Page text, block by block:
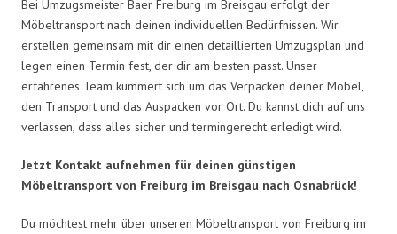
Bei Umzugsmeister Baer Freiburg im Breisgau erfolgt der
Möbeltransport nach deinen individuellen Bedürfnissen. Wir
erstellen gemeinsam mit dir einen detaillierten Umzugsplan und
legen einen Termin fest, der dir am besten passt. Unser
erfahrenes Team kümmert sich um das Verpacken deiner Möbel,
den Transport und das Auspacken vor Ort. Du kannst dich auf uns
verlassen, dass alles sicher und termingerecht erledigt wird.
Jetzt Kontakt aufnehmen für deinen günstigen
Möbeltransport von Freiburg im Breisgau nach Osnabrück!
Du möchtest mehr über unseren Möbeltransport von Freiburg im